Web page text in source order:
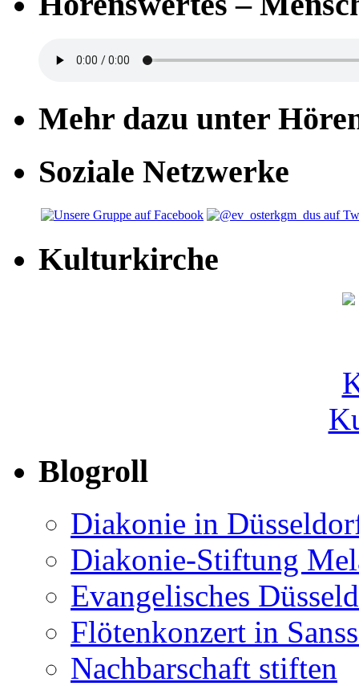
Mehr dazu unter
Soziale Netzwerke
Kulturkirche
Blogroll
Diakonie in
Diakonie-Stiftung
Evangelisches
Flötenkonzert in
Nachbarschaft stiften